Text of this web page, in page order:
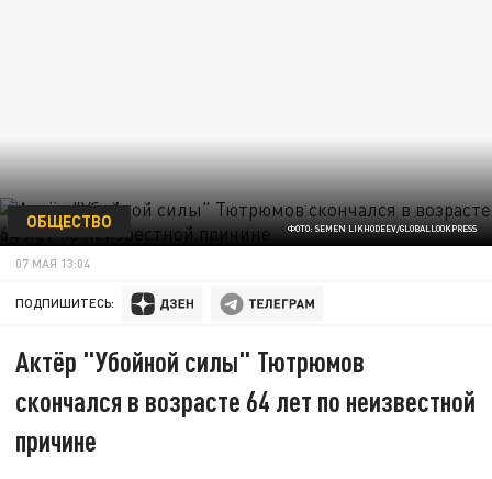
ФОТО: SEMEN LIKHODEEV/GLOBALLOOKPRESS
ОБЩЕСТВО
07 МАЯ 13:04
ПОДПИШИТЕСЬ:
Актёр "Убойной силы" Тютрюмов
скончался в возрасте 64 лет по неизвестной
причине